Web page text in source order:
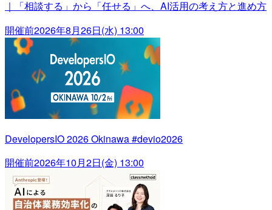
｜「相談する」から「任せる」へ、AI活用の考え方と進め方
開催前2026年8月26日(水) 13:00
DevelopersIO 2026 Okinawa #devio2026
開催前2026年10月2日(金) 13:00